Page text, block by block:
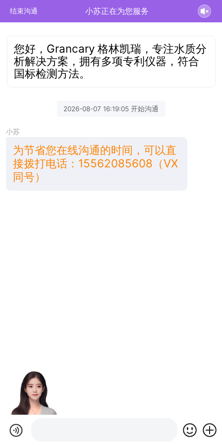
结束沟通 小苏正在为您服务
您好，Grancary 格林凯瑞，专注水质分
析解决方案，拥有多项专利仪器，符合
国标检测方法。
2026-08-07 16:19:05 开始沟通
小苏
为节省您在线沟通的时间，可以直
接拨打电话：15562085608（VX
同号）